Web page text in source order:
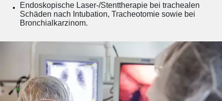
Endoskopische Laser-/Stenttherapie bei trachealen
Schäden nach Intubation, Tracheotomie sowie bei
Bronchialkarzinom.